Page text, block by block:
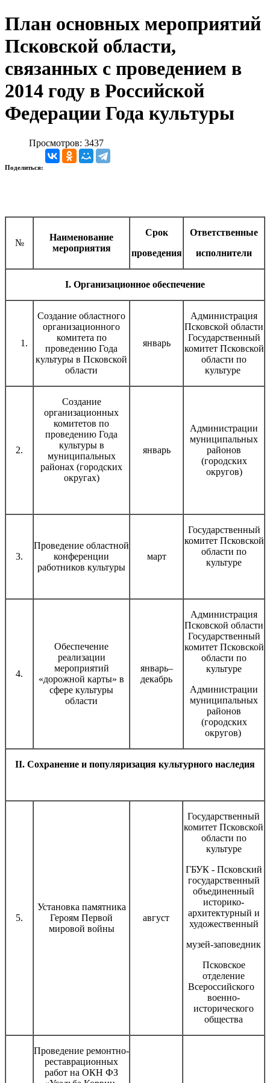
План основных мероприятий
Псковской области,
связанных с проведением в
2014 году в Российской
Федерации Года культуры
Просмотров: 3437
Поделиться:
№
Наименование
мероприятия
Срок
проведения
Ответственные
исполнители
I. Организационное обеспечение
Создание областного
организационного
комитета по
проведению Года
культуры в Псковской
области
январь
Администрация
Псковской области
Государственный
комитет Псковской
области по
культуре
2.
Создание
организационных
комитетов по
проведению Года
культуры в
муниципальных
районах (городских
округах)
январь
Администрации
муниципальных
районов
(городских
округов)
3.
Проведение областной
конференции
работников культуры
март
Государственный
комитет Псковской
области по
культуре
4.
Обеспечение
реализации
мероприятий
«дорожной карты» в
сфере культуры
области
январь–
декабрь
Администрация
Псковской области
Государственный
комитет Псковской
области по
культуре
Администрации
муниципальных
районов
(городских
округов)
II. Сохранение и популяризация культурного наследия
5.
Установка памятника
Героям Первой
мировой войны
август
Государственный
комитет Псковской
области по
культуре
ГБУК - Псковский
государственный
объединенный
историко-
архитектурный и
художественный
музей-заповедник
Псковское
отделение
Всероссийского
военно-
исторического
общества
Проведение ремонтно-
реставрационных
работ на ОКН ФЗ